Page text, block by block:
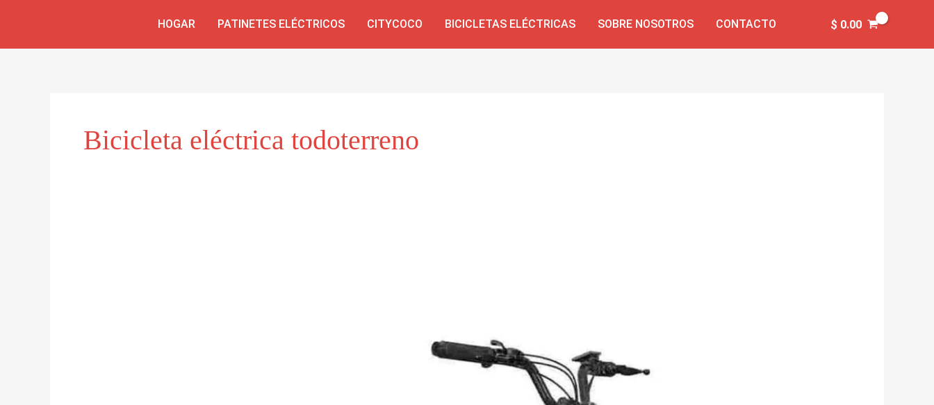
HOGAR PATINETES ELÉCTRICOS CITYCOCO BICICLETAS ELÉCTRICAS SOBRE NOSOTROS CONTACTO $ 0.00
Bicicleta eléctrica todoterreno